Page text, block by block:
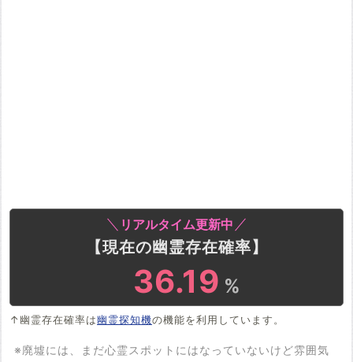
リアルタイム更新中
【現在の幽霊存在確率】
36.19 %
↑幽霊存在確率は幽霊探知機の機能を利用しています。
※廃墟には、まだ心霊スポットにはなっていないけど雰囲気